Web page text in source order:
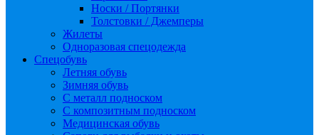
Носки / Портянки
Толстовки / Джемперы
Жилеты
Одноразовая спецодежда
Спецобувь
Летняя обувь
Зимняя обувь
С металл подноском
С композитным подноском
Медицинская обувь